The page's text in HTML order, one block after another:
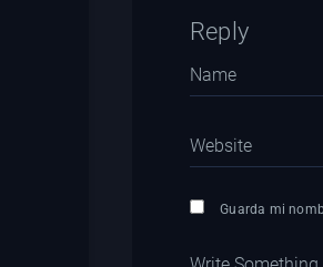
Reply
Guarda mi